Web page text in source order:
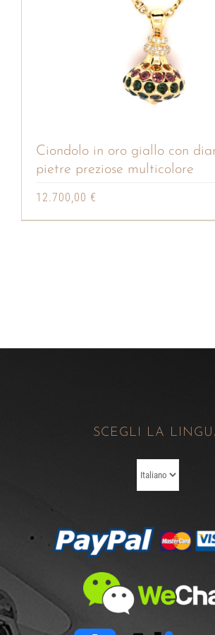
Ciondolo in oro giallo con
pietre preziose multicolore
12.700,00 €
SCEGLI LA